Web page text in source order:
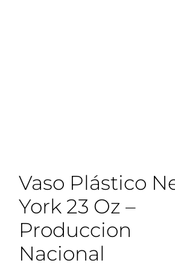
Vaso Plástico
York 23 Oz –
Produccion
Nacional